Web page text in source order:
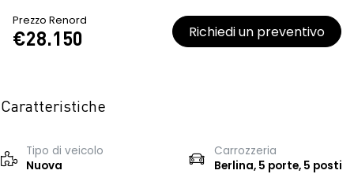
Prezzo Renord
€28.150 Richiedi un preventivo
Caratteristiche
Tipo di veicolo
Nuova
Carrozzeria
Berlina, 5 porte, 5 posti